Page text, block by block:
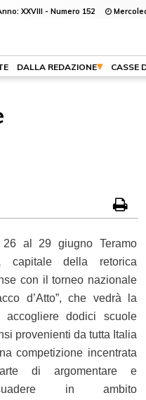
XXVIII - Numero 152
DALLA REDAZIONE CASSE
26 al 29 giugno Teramo
capitale della retorica
con il torneo nazionale
d’Atto”, che vedrà la
accogliere dodici scuole
provenienti da tutta Italia
competizione incentrata
di argomentare e
in ambito